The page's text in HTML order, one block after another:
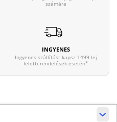
számára
INGYENES
Ingyenes szállítást kapsz 1499 lej
feletti rendelések esetén*